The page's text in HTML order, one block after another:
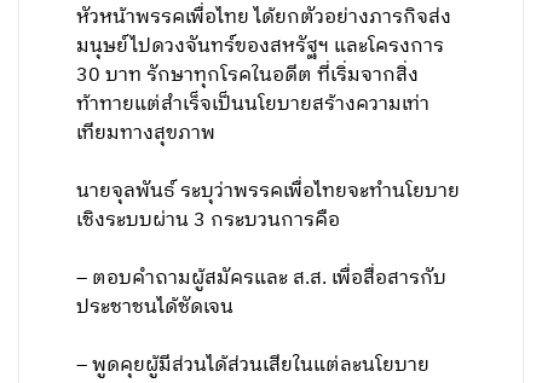
หัวหน้าพรรคเพื่อไทย ได้ยกตัวอย่างภารกิจส่ง
มนุษย์ไปดวงจันทร์ของสหรัฐฯ และโครงการ
30 บาท รักษาทุกโรคในอดีต ที่เริ่มจากสิ่ง
ท้าทายแต่สำเร็จเป็นนโยบายสร้างความเท่า
เทียมทางสุขภาพ
นายจุลพันธ์ ระบุว่าพรรคเพื่อไทยจะทำนโยบาย
เชิงระบบผ่าน 3 กระบวนการคือ
– ตอบคำถามผู้สมัครและ ส.ส. เพื่อสื่อสารกับ
ประชาชนได้ชัดเจน
– พูดคุยผู้มีส่วนได้ส่วนเสียในแต่ละนโยบาย